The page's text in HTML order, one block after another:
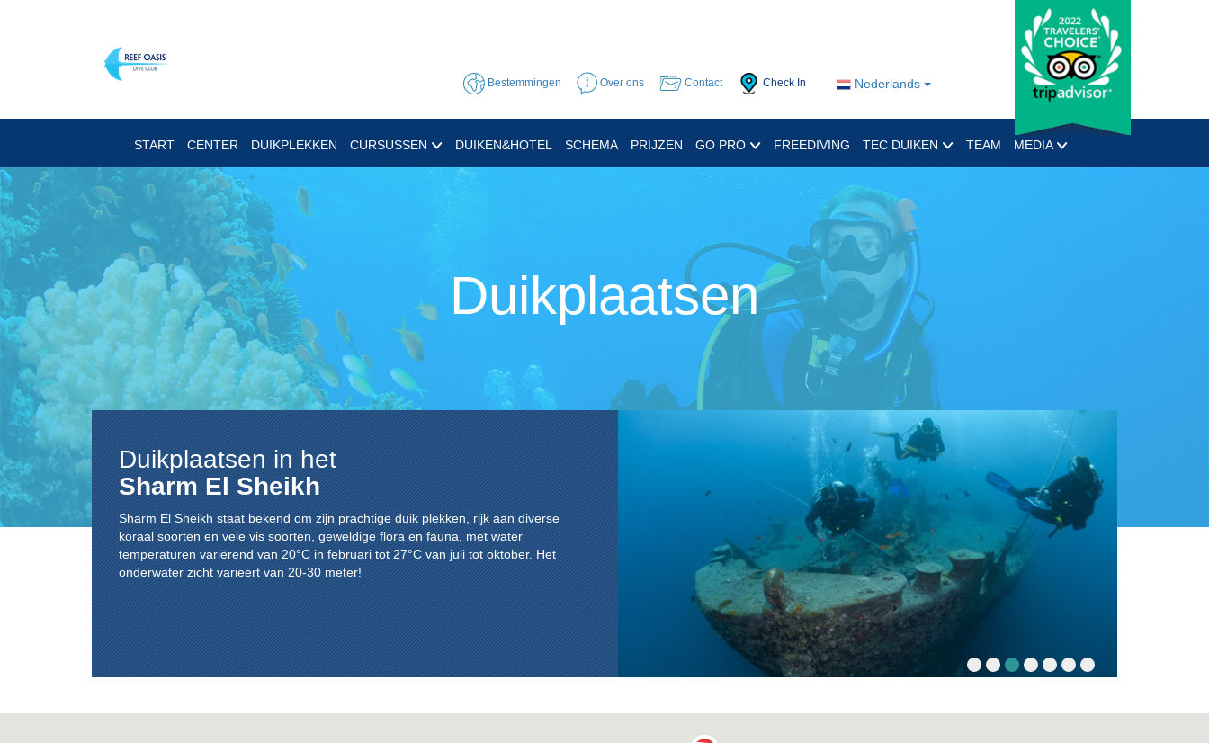
Nederlands
Bestemmingen Over ons Contact Check In
START CENTER DUIKPLEKKEN CURSUSSEN DUIKEN&HOTEL SCHEMA PRIJZEN GO PRO FREEDIVING TEC DUIKEN TEAM MEDIA
Duikplaatsen
Duikplaatsen in het
Sharm El Sheikh
Sharm El Sheikh staat bekend om zijn prachtige duik plekken, rijk aan diverse
koraal soorten en vele vis soorten, geweldige flora en fauna, met water
temperaturen variërend van 20°C in februari tot 27°C van juli tot oktober. Het
onderwater zicht varieert van 20-30 meter!